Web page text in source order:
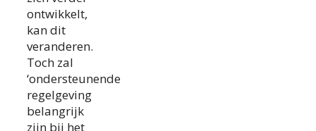
ontwikkelt,
kan dit
veranderen.
Toch zal
‘ondersteunende
regelgeving
belangrijk
zijn bij het